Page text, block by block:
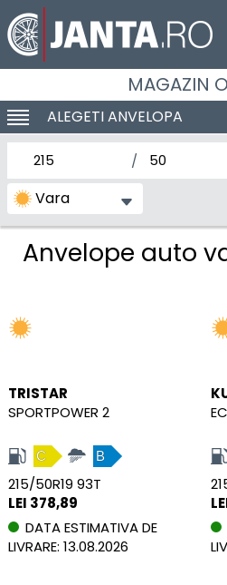
MAGAZIN
SCHIMBA NAVIGAREA
ALEGETI ANVELOPA
Vara
latimea nominala a anvelopei
Inaltimea
Anvelope auto
TRISTAR
SPORTPOWER 2
C B
215/50R19 93T
LEI 378,89
DATA ESTIMATIVA DE
LIVRARE: 13.08.2026